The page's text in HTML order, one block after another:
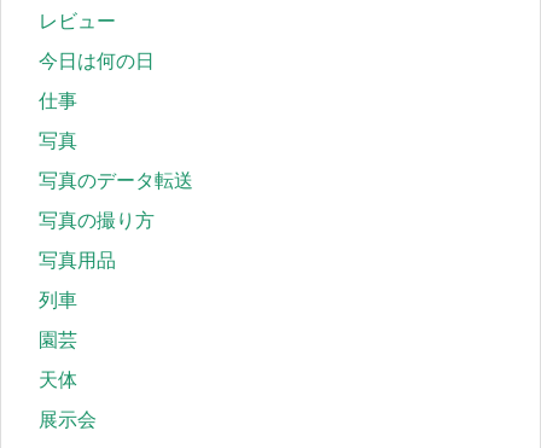
レビュー
今日は何の日
仕事
写真
写真のデータ転送
写真の撮り方
写真用品
列車
園芸
天体
展示会